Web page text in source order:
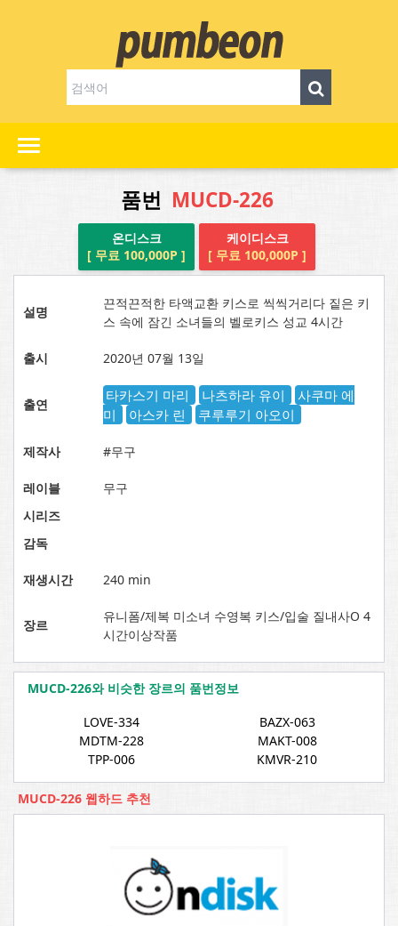
품번 MUCD-226
온디스크
[ 무료 100,000P ]
케이디스크
[ 무료 100,000P ]
설명
끈적끈적한 타액교환 키스로 씩씩거리다 짙은 키
스 속에 잠긴 소녀들의 벨로키스 성교 4시간
출시 2020년 07월 13일
출연
타카스기 마리 나츠하라 유이
사쿠마 에
미
아스카 린 쿠루루기 아오이
제작사 #무구
레이블
무구
시리즈
감독
재생시간 240 min
장르
유니폼/제복 미소녀 수영복 키스/입술 질내사O 4
시간이상작품
MUCD-226와 비슷한 장르의 품번정보
LOVE-334
BAZX-063
MDTM-228
MAKT-008
TPP-006
KMVR-210
MUCD-226 웹하드 추천